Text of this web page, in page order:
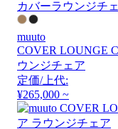
muuto
COVER LOUNGE
ウンジチェア
定価/上代:
¥265,000 ~